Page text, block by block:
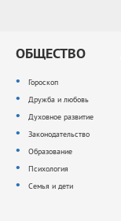
ОБЩЕСТВО
Гороскоп
Дружба и любовь
Духовное развитие
Законодательство
Образование
Психология
Семья и дети